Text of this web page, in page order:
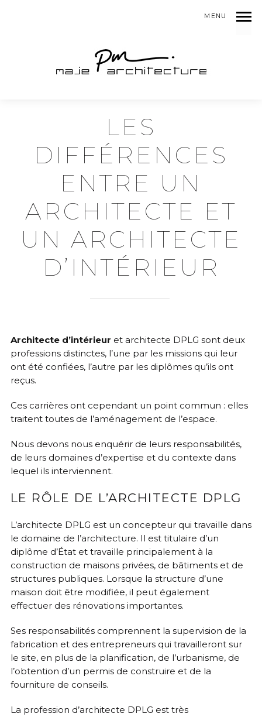
MENU
LES
DIFFÉRENCES
ENTRE UN
ARCHITECTE ET
UN ARCHITECTE
D’INTÉRIEUR
Architecte d’intérieur et architecte DPLG sont deux
professions distinctes, l’une par les missions qui leur
ont été confiées, l’autre par les diplômes qu’ils ont
reçus.
Ces carrières ont cependant un point commun : elles
traitent toutes de l’aménagement de l’espace.
Nous devons nous enquérir de leurs responsabilités,
de leurs domaines d’expertise et du contexte dans
lequel ils interviennent.
LE RÔLE DE L’ARCHITECTE DPLG
L’architecte DPLG est un concepteur qui travaille dans
le domaine de l’architecture. Il est titulaire d’un
diplôme d’État et travaille principalement à la
construction de maisons privées, de bâtiments et de
structures publiques. Lorsque la structure d’une
maison doit être modifiée, il peut également
effectuer des rénovations importantes.
Ses responsabilités comprennent la supervision de la
fabrication et des entrepreneurs qui travailleront sur
le site, en plus de la planification, de l’urbanisme, de
l’obtention d’un permis de construire et de la
fourniture de conseils.
La profession d’architecte DPLG est très